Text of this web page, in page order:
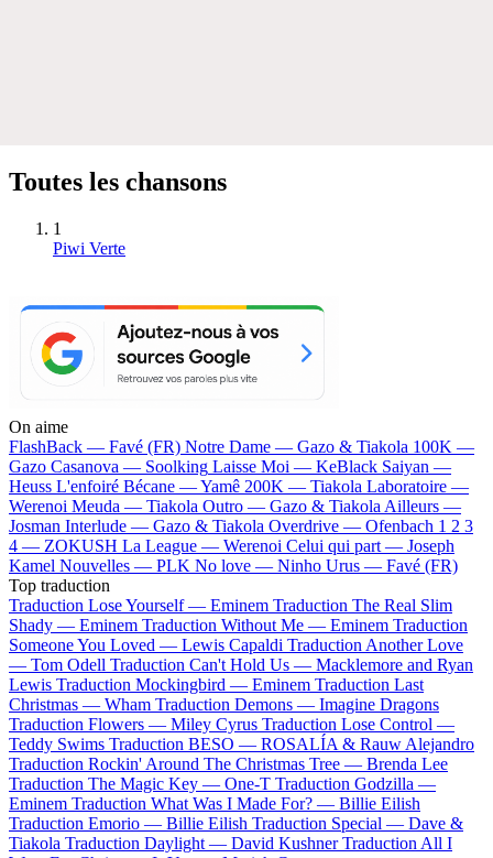
Toutes les chansons
1
Piwi Verte
On aime
FlashBack — Favé (FR) Notre Dame — Gazo & Tiakola 100K —
Gazo Casanova — Soolking Laisse Moi — KeBlack Saiyan —
Heuss L'enfoiré Bécane —Yamê 200K — Tiakola Laboratoire —
Werenoi Meuda — Tiakola Outro — Gazo & Tiakola Ailleurs —
Josman Interlude — Gazo & Tiakola Overdrive — Ofenbach 1 2 3
4 — ZOKUSH La League — Werenoi Celui qui part — Joseph
Kamel Nouvelles — PLK No love — Ninho Urus — Favé (FR)
Top traduction
Traduction Lose Yourself — Eminem Traduction The Real Slim
Shady — Eminem Traduction Without Me — Eminem Traduction
Someone You Loved — Lewis Capaldi Traduction Another Love
— Tom Odell Traduction Can't Hold Us — Macklemore and Ryan
Lewis Traduction Mockingbird — Eminem Traduction Last
Christmas — Wham Traduction Demons — Imagine Dragons
Traduction Flowers — Miley Cyrus Traduction Lose Control —
Teddy Swims Traduction BESO — ROSALÍA & Rauw Alejandro
Traduction Rockin' Around The Christmas Tree — Brenda Lee
Traduction The Magic Key — One-T Traduction Godzilla —
Eminem Traduction What Was I Made For? — Billie Eilish
Traduction Emorio — Billie Eilish Traduction Special — Dave &
Tiakola Traduction Daylight — David Kushner Traduction All I